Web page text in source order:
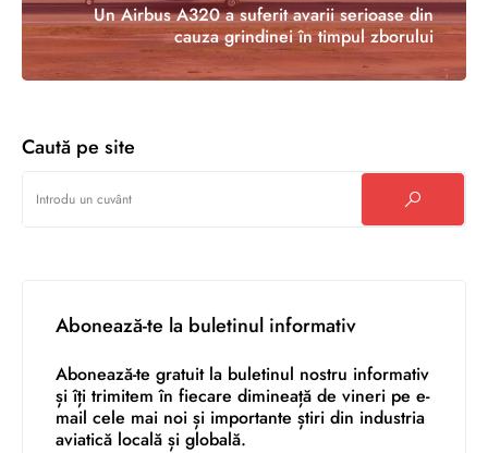
Un Airbus A320 a suferit avarii serioase din
cauza grindinei în timpul zborului
Caută pe site
Abonează-te la buletinul informativ
Abonează-te gratuit la buletinul nostru informativ
și îți trimitem în fiecare dimineață de vineri pe e-
mail cele mai noi și importante știri din industria
aviatică locală și globală.